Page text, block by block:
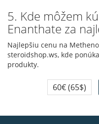
5. Kde môžem
Enanthate za
Najlepšiu cenu na
steroidshop.ws, kde
produkty.
60€(65$)